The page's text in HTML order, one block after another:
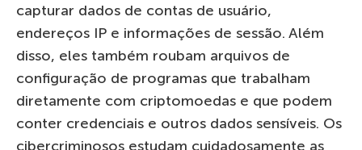
capturar dados de contas de usuário,
endereços IP e informações de sessão. Além
disso, eles também roubam arquivos de
configuração de programas que trabalham
diretamente com criptomoedas e que podem
conter credenciais e outros dados sensíveis. Os
cibercriminosos estudam cuidadosamente as